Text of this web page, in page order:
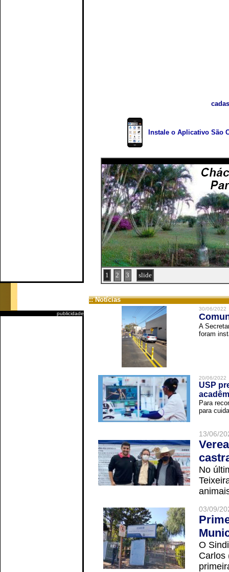
publicidade
Instale o Aplicativo São
1 2 3 slide
:: Notícias
30/06/2022
A
foram
20/06/2022
USP
Para
para
13/06/
No
03/09/
O
Carlos